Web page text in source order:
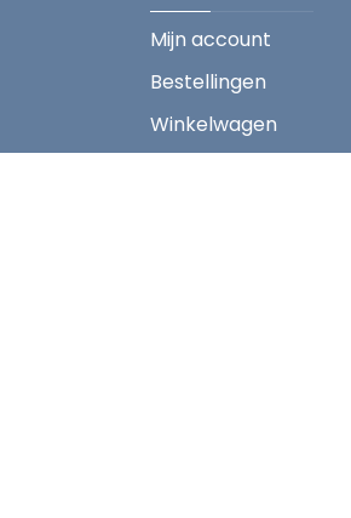
Mijn account
Bestellingen
Winkelwagen